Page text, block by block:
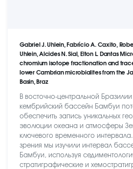
Gabriel J. Uhlein, Fabrício A. Caxito,
Uhlein, Alcides N. Sial, Elton L. Dantas
chromium isotope fractionation and
lower Cambrian microbialites from the
Basin, Braz
В восточно-центральной
кембрийский бассейн Бамбуи
обеспечить запись уникальных
эволюции океана и атмосферы
ключевого временного
зрения мы изучили интервал
Бамбуи, используя
стратиграфические и